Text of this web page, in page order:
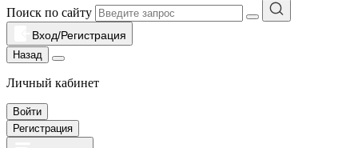
Поиск по сайту
Вход/Регистрация
Назад
Личный кабинет
Войти
Регистрация